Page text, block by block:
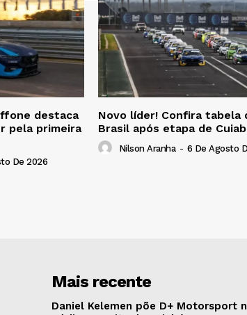
destaca
pela primeira
De 2026
Novo líder! Confira tabela
Brasil após etapa de
Nilson Aranha - 6 De Agosto
Mais recente
Daniel Kelemen põe D+ Motorsport